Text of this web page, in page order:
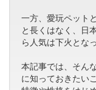
一方、愛玩ペット
と長くはなく、日
ら人気は下火とな
本記事では、そん
に知っておきたい